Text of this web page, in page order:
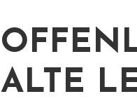
ALTE